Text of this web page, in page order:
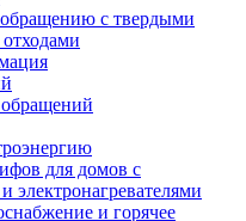
с твердыми
для домов с
электронагревателями
и горячее